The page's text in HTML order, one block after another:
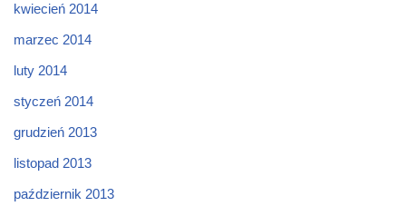
kwiecień 2014
marzec 2014
luty 2014
styczeń 2014
grudzień 2013
listopad 2013
październik 2013